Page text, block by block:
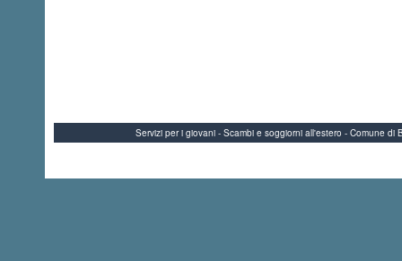
Servizi per i giovani - Scambi e soggiorni all'estero - Comune